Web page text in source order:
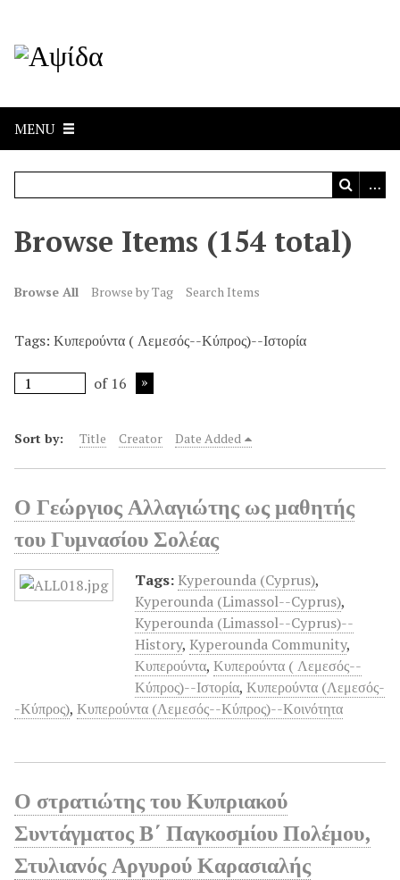
MENU
Browse Items (154 total)
Browse All Browse by Tag Search Items
Tags: Κυπερούντα ( Λεμεσός--Κύπρος)--Ιστορία
of 16
Sort by: Title Creator Date Added
Ο Γεώργιος Αλλαγιώτης ως μαθητής
του Γυμνασίου Σολέας
Tags: Kyperounda (Cyprus),
Kyperounda (Limassol--Cyprus),
Kyperounda (Limassol--Cyprus)--
History, Kyperounda Community,
Κυπερούντα, Κυπερούντα ( Λεμεσός--
Κύπρος)--Ιστορία, Κυπερούντα (Λεμεσός-
-Κύπρος), Κυπερούντα (Λεμεσός--Κύπρος)--Κοινότητα
Ο στρατιώτης του Κυπριακού
Συντάγματος Β΄ Παγκοσμίου Πολέμου,
Στυλιανός Αργυρού Καρασιαλής